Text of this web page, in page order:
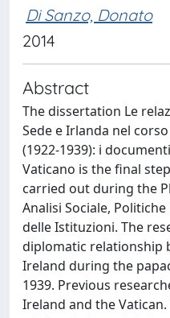
Di Sanzo, Donato
2014
Abstract
The dissertation Le
Sede e Irlanda nel
(1922-1939): i
Vaticano is the final
carried out during the
Analisi Sociale,
delle Istituzioni. The
diplomatic relationship
Ireland during the
1939. Previous
Ireland and the